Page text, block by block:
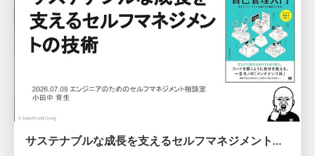
サステナブルな成長を支えるセルフマネジメントの技術/Self Management skill for growth